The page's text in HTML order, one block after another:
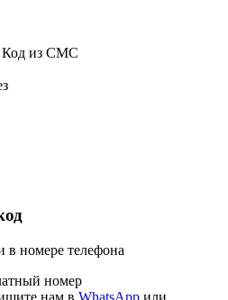
Код из СМС
в номере телефона
номер
нам в WhatsApp или